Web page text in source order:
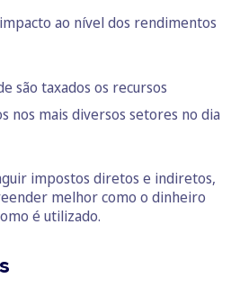
ao nível dos rendimentos
são taxados os recursos
nos mais diversos setores no dia
impostos diretos e indiretos,
melhor como o dinheiro
é utilizado.